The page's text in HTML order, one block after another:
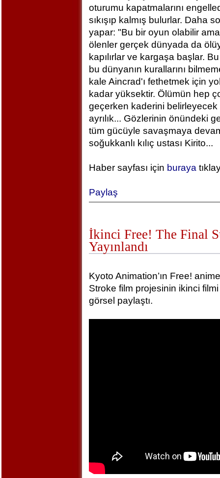
oturumu kapatmalarını
sıkışıp kalmış bulurlar. Daha
yapar: "Bu bir oyun olabilir
ölenler gerçek dünyada da
kapılırlar ve kargaşa başlar.
bu dünyanın kurallarını
kale Aincrad'ı fethetmek için
kadar yüksektir. Ölümün hep
geçerken kaderini belirleyecek
ayrılık... Gözlerinin önündeki
tüm gücüyle savaşmaya
soğukkanlı kılıç ustası Kirito...
Haber sayfası için buraya
Paylaş
İkinci Free! The Final
Yayınlandı
Kyoto Animation’ın Free!
Stroke film projesinin ikinci
görsel paylaştı.